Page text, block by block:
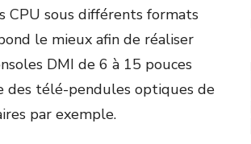
CPU sous différents formats
le mieux afin de réaliser
DMI de 6 à 15 pouces
des télé-pendules optiques de
par exemple.